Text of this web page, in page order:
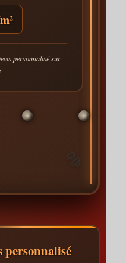
personnalisé sur
🔩
personnalisé